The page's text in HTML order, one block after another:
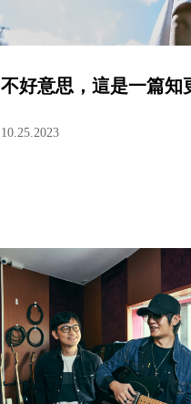
不好意思，這是一篇知
10.25.2023